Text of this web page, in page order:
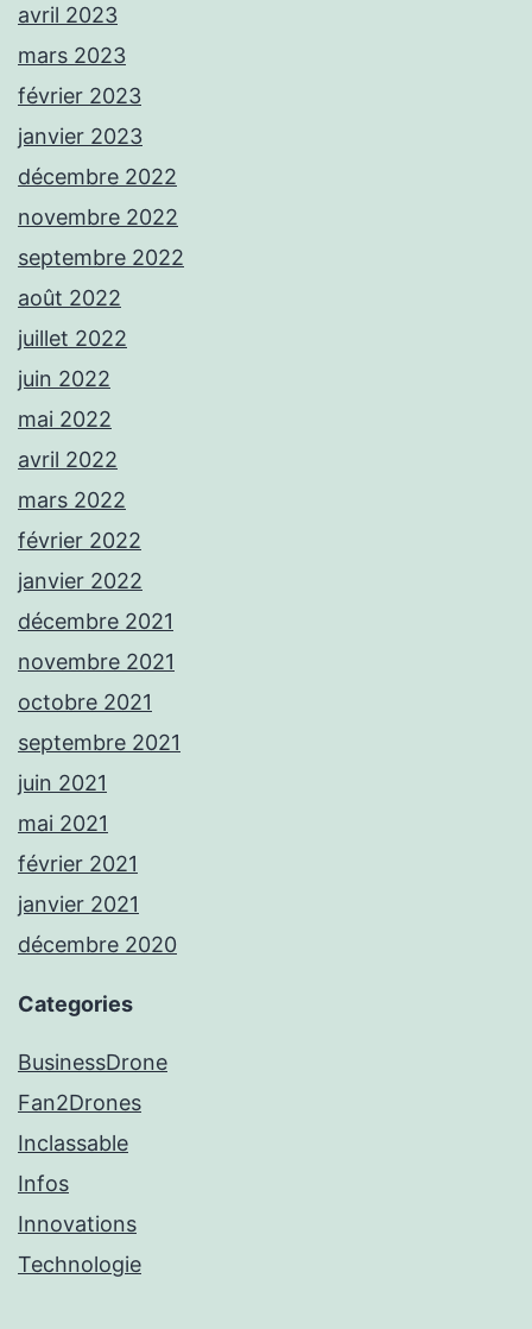
avril 2023
mars 2023
février 2023
janvier 2023
décembre 2022
novembre 2022
septembre 2022
août 2022
juillet 2022
juin 2022
mai 2022
avril 2022
mars 2022
février 2022
janvier 2022
décembre 2021
novembre 2021
octobre 2021
septembre 2021
juin 2021
mai 2021
février 2021
janvier 2021
décembre 2020
Categories
BusinessDrone
Fan2Drones
Inclassable
Infos
Innovations
Technologie